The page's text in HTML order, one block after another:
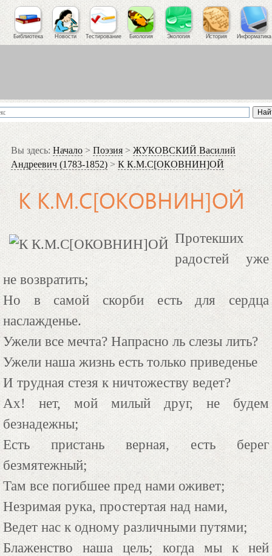
Библиотека Новости Тестирование Биология Экология История Информатика
Вы здесь: Начало >Поэзия >ЖУКОВСКИЙ Василий
Андреевич (1783-1852) >К К.М.С[ОКОВНИН]ОЙ
К К.М.С[ОКОВНИН]ОЙ
Протекших
радостей уже
не возвратить;
Но в самой скорби есть для сердца
наслажденье.
Ужели все мечта? Напрасно ль слезы лить?
Ужели наша жизнь есть только приведенье
И трудная стезя к ничтожеству ведет?
Ах! нет, мой милый друг, не будем
безнадежны;
Есть пристань верная, есть берег
безмятежный;
Там все погибшее пред нами оживет;
Незримая рука, простертая над нами,
Ведет нас к одному различными путями;
Блаженство наша цель; когда мы к ней